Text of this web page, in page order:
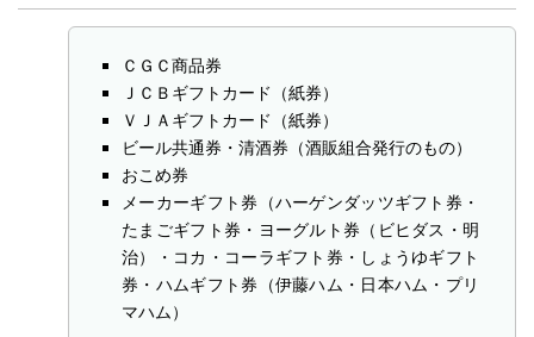
ＣＧＣ商品券
ＪＣＢギフトカード（紙券）
ＶＪＡギフトカード（紙券）
ビール共通券・清酒券（酒販組合発行のもの）
おこめ券
メーカーギフト券（ハーゲンダッツギフト券・
たまごギフト券・ヨーグルト券（ビヒダス・明
治）・コカ・コーラギフト券・しょうゆギフト
券・ハムギフト券（伊藤ハム・日本ハム・プリ
マハム）